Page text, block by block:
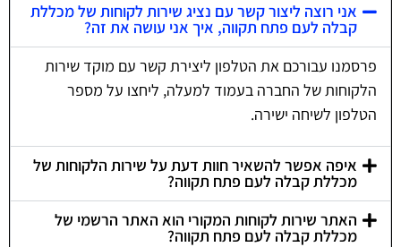
אני רוצה ליצור קשר עם נציג שירות לקוחות של מכללת
קבלה לעם פתח תקווה, איך אני עושה את זה?
פרסמנו עבורכם את הטלפון ליצירת קשר עם מוקד שירות
הלקוחות של החברה בעמוד למעלה, ליחצו על מספר
הטלפון לשיחה ישירה.
איפה אפשר להשאיר חוות דעת על שירות הלקוחות של
מכללת קבלה לעם פתח תקווה?
האתר שירות לקוחות המקורי הוא האתר הרשמי של
מכללת קבלה לעם פתח תקווה?